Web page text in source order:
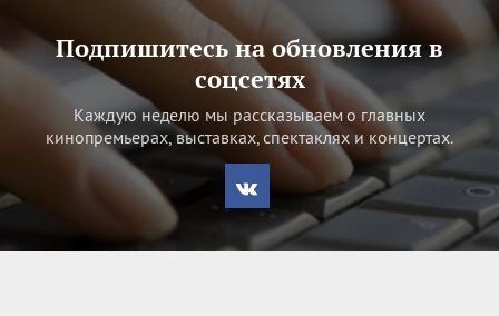
Подпишитесь на обновления в
соцсетях
Каждую неделю мы рассказываем о главных
кинопремьерах, выставках, спектаклях и концертах.